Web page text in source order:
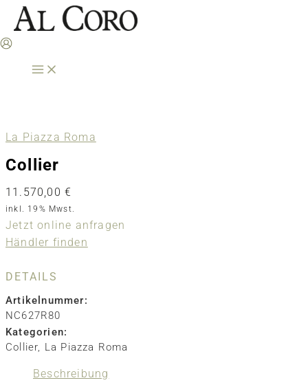
Zum
Inhalt
springen
La Piazza Roma
Collier
11.570,00 €
inkl. 19% Mwst.
Jetzt online anfragen
Händler finden
DETAILS
Artikelnummer:
NC627R80
Kategorien:
Collier, La Piazza Roma
Beschreibung